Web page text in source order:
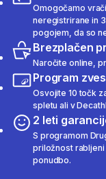
Omogočamo
neregistrirane in
pogojem, da so
Brezplačen
Naročite online,
Program
Osvojite 10 točk
spletu ali v
2 leti
S programom
priložnost rabljeni
ponudbo.